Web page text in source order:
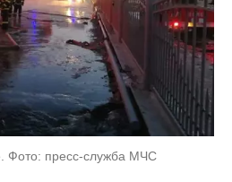
Фото: пресс-служба МЧС